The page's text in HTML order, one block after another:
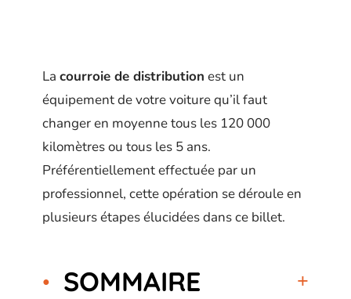
La courroie de distribution est un
équipement de votre voiture qu’il faut
changer en moyenne tous les 120 000
kilomètres ou tous les 5 ans.
Préférentiellement effectuée par un
professionnel, cette opération se déroule en
plusieurs étapes élucidées dans ce billet.
SOMMAIRE